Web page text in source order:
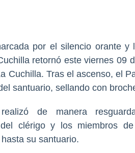
por el silencio orante y
retornó este viernes 09
Cuchilla. Tras el ascenso, el
santuario, sellando con
de manera
del clérigo y los miembros
su santuario.